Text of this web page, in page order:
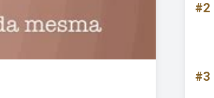
#2
#3